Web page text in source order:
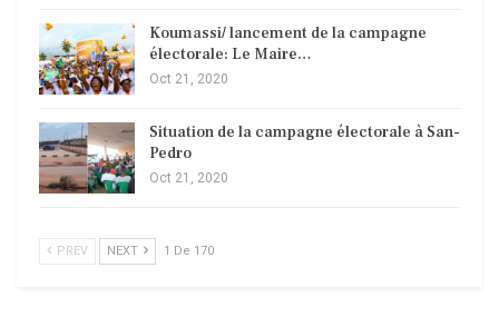
Koumassi/ lancement de la campagne
électorale: Le Maire…
Oct 21, 2020
Situation de la campagne électorale à San-
Pedro
Oct 21, 2020
PREV NEXT 1 De 170